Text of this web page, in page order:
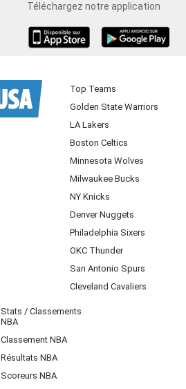
Téléchargez notre application
Top Teams
Golden State Warriors
LA Lakers
Boston Celtics
Minnesota Wolves
Milwaukee Bucks
NY Knicks
Denver Nuggets
Philadelphia Sixers
OKC Thunder
San Antonio Spurs
Cleveland Cavaliers
Stats / Classements
NBA
Classement NBA
Résultats NBA
Scoreurs NBA